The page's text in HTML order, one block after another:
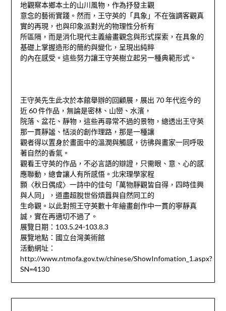
地觀察本鄉本土的山川風物，作為抒發主觀
意念的藝術實踐。然而，王守英的「具象」不在強調客觀真
實的再現，也與印象派對光的物理性分析有
所區隔，而是消化現代主義繪畫觀念與形式探索，在具象的
基礎上掌握造形的簡約與變化，呈現出純粹
的內在感受。這些努力讓王守英樹立起另一種典範形式。
王守英先生此次於本館舉辦的回顧展，展出 70 年代迄今的
近 60 件作品，無論是密林、山巒、水濱，
院落、盆花、靜物，這些再尋常不過的景物，總透出王守英
那一貫靜謐、恬淡的創作理路，那是一種讓
觀者得以置身於畫面中的溫潤與觸感，彷彿與畫家一同呼吸
著自然的香氣。
觀看王守英的作品，不必言語的辯證，只需眼、意、心的感
應聯動，總會讓人有所感悟。北宋理學家程
顥〈秋日偶成〉一詩中的佳句「萬物靜觀皆自得，四時佳興
與人同」，道盡超脫世俗煩囂與自然同工的
生命觀。以此對照王守英數十年繪畫創作中一貫的寧靜真
誠，實在再適切不過了。
展覽日期：103.5.24-103.8.3
展覽地點：國立台灣美術館
活動網址：
http://www.ntmofa.gov.tw/chinese/ShowInfomation_1.aspx?
SN=4130